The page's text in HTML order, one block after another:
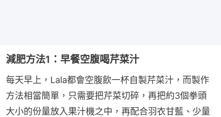
減肥方法1：早餐空腹喝芹菜汁
每天早上，Lala都會空腹飲一杯自製芹菜汁，而製作
方法相當簡單，只需要把芹菜切碎，再把約3個拳頭
大小的份量放入果汁機之中，再配合羽衣甘藍、少量